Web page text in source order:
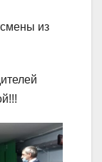
из